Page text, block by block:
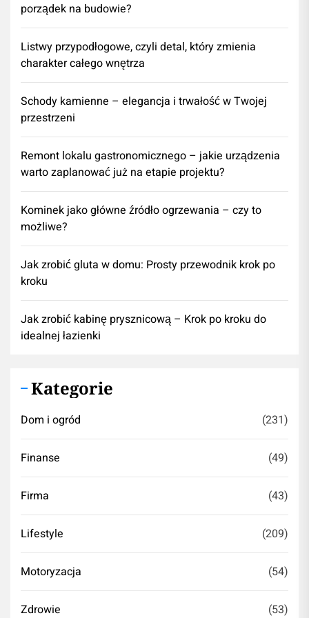
porządek na budowie?
Listwy przypodłogowe, czyli detal, który zmienia
charakter całego wnętrza
Schody kamienne – elegancja i trwałość w Twojej
przestrzeni
​Remont lokalu gastronomicznego – jakie urządzenia
warto zaplanować już na etapie projektu?
Kominek jako główne źródło ogrzewania – czy to
możliwe?
Jak zrobić gluta w domu: Prosty przewodnik krok po
kroku
Jak zrobić kabinę prysznicową – Krok po kroku do
idealnej łazienki
Kategorie
Dom i ogród (231)
Finanse (49)
Firma (43)
Lifestyle (209)
Motoryzacja (54)
Zdrowie (53)